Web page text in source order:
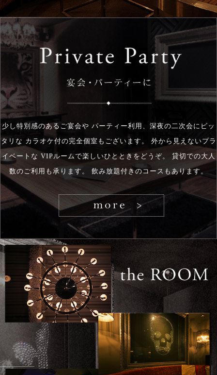
少し特別感のあるご宴会や パーティー利用、深夜の二次会にピッ
タリな カラオケ付の完全個室もございます。 外から見えないプラ
イベートな VIPルームで楽しいひとときをどうぞ。 貸切での大人
数のご利用も承ります。 飲み放題付きのコースもあります。